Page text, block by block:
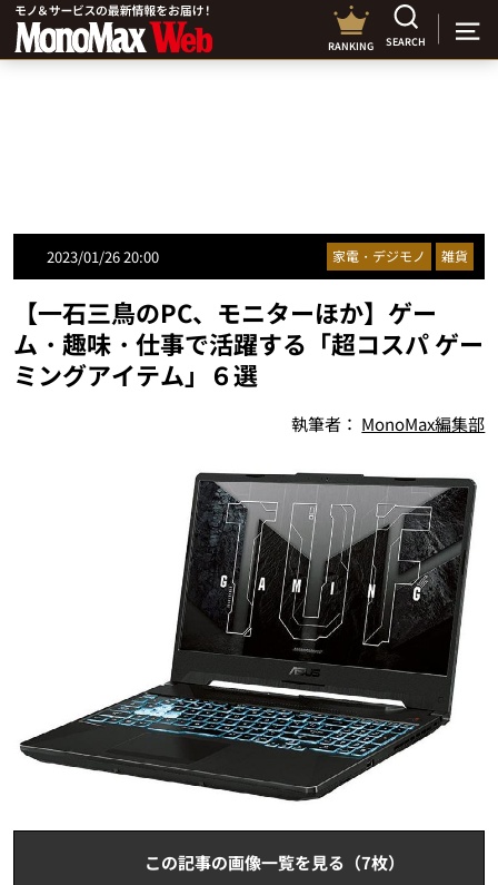
RANKING SEARCH
2023/01/26 20:00 家電・デジモノ 雑貨
【一石三鳥のPC、モニターほか】ゲー
ム・趣味・仕事で活躍する「超コスパ ゲー
ミングアイテム」６選
執筆者： MonoMax編集部
この記事の画像一覧を見る（7枚）